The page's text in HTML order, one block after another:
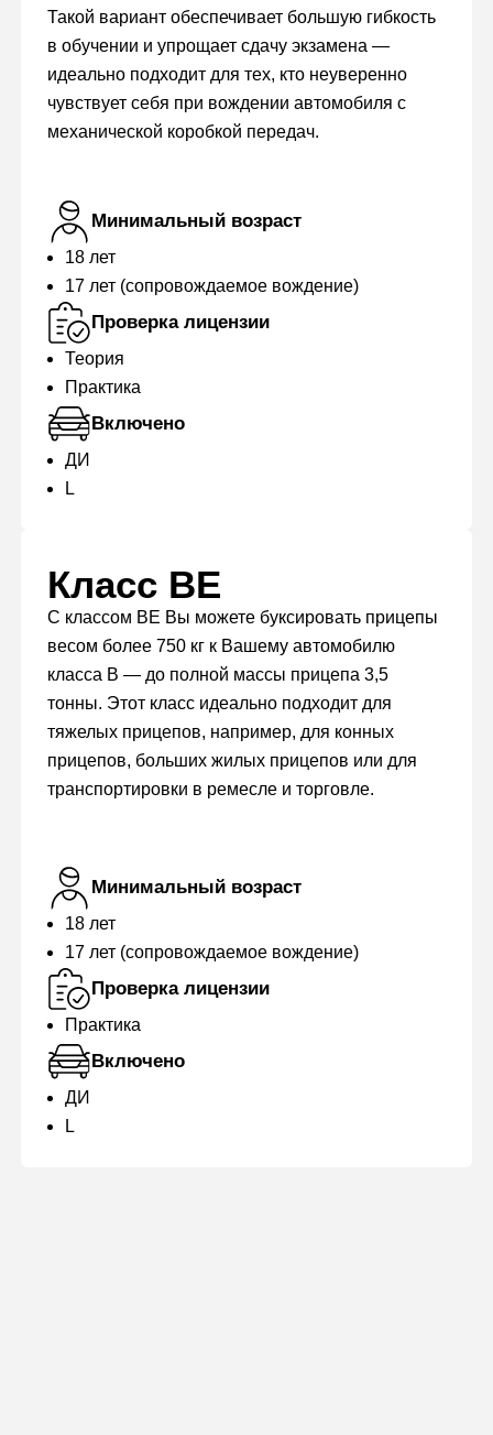
Такой вариант обеспечивает большую гибкость
в обучении и упрощает сдачу экзамена —
идеально подходит для тех, кто неуверенно
чувствует себя при вождении автомобиля с
механической коробкой передач.
Минимальный возраст
18 лет
17 лет (сопровождаемое вождение)
Проверка лицензии
Теория
Практика
Включено
ДИ
L
Класс BE
С классом BE Вы можете буксировать прицепы
весом более 750 кг к Вашему автомобилю
класса B — до полной массы прицепа 3,5
тонны. Этот класс идеально подходит для
тяжелых прицепов, например, для конных
прицепов, больших жилых прицепов или для
транспортировки в ремесле и торговле.
Минимальный возраст
18 лет
17 лет (сопровождаемое вождение)
Проверка лицензии
Практика
Включено
ДИ
L